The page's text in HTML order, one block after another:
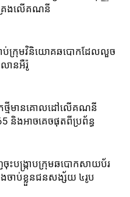
គ្រងលើគណនី
ក្រុមវិនិយោគឆបោកដែលលួច
ានអឺរ៉ូ
មីមានគោលដៅលើគណនី
និងអាចគេចផុតពីប្រព័ន្ធ
បង្រ្កាបក្រុមឆបោកសាយប័រ
ចាប់ខ្លួនជនសង្ស័យ ៤រូប